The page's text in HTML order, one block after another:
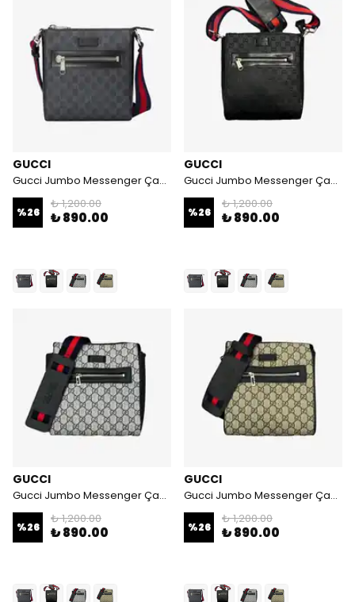
GUCCI
Gucci Jumbo Messenger Çanta - Lacivert
%26
₺ 1,200.00
₺ 890.00
GUCCI
Gucci Jumbo Messenger Çanta - Sıcak Press
%26
₺ 1,200.00
₺ 890.00
GUCCI
Gucci Jumbo Messenger Çanta - Gri
%26
₺ 1,200.00
₺ 890.00
GUCCI
Gucci Jumbo Messenger Çanta - Camel
%26
₺ 1,200.00
₺ 890.00